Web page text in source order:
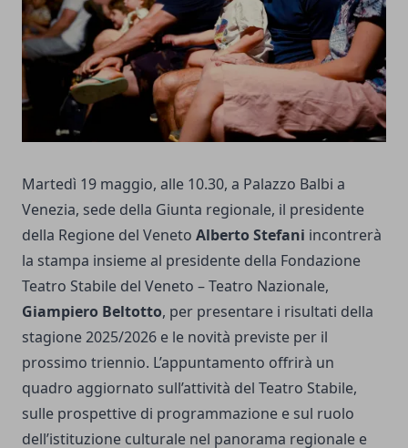
Martedì 19 maggio, alle 10.30, a Palazzo Balbi a
Venezia, sede della Giunta regionale, il presidente
della Regione del Veneto Alberto Stefani incontrerà
la stampa insieme al presidente della Fondazione
Teatro Stabile del Veneto – Teatro Nazionale,
Giampiero Beltotto, per presentare i risultati della
stagione 2025/2026 e le novità previste per il
prossimo triennio. L’appuntamento offrirà un
quadro aggiornato sull’attività del Teatro Stabile,
sulle prospettive di programmazione e sul ruolo
dell’istituzione culturale nel panorama regionale e